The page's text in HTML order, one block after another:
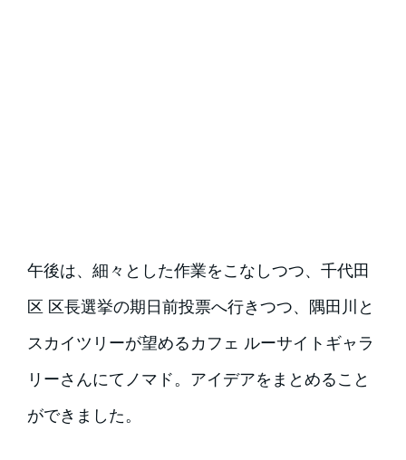
午後は、細々とした作業をこなしつつ、千代田
区 区長選挙の期日前投票へ行きつつ、隅田川と
スカイツリーが望めるカフェ ルーサイトギャラ
リーさんにてノマド。アイデアをまとめること
ができました。